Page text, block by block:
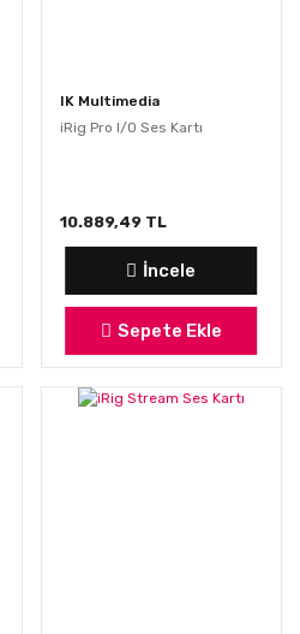
IK Multimedia
iRig Pro I/O Ses Kartı
10.889,49 TL
İncele
Sepete Ekle